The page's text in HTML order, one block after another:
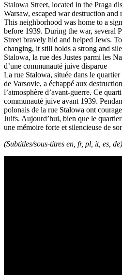
Stalowa Street, located in the Praga
Warsaw, escaped war destruction and
This neighborhood was home to a
before 1939. During the war, several
Street bravely hid and helped Jews.
changing, it still holds a strong and
Stalowa, la rue des Justes parmi les
d’une communauté juive disparue
La rue Stalowa, située dans le
de Varsovie, a échappé aux
l’atmosphère d’avant-guerre. Ce
communauté juive avant 1939.
polonais de la rue Stalowa ont
Juifs. Aujourd’hui, bien que le
une mémoire forte et silencieuse de
(Subtitles/sous-titres en, fr, pl, it, es, de)